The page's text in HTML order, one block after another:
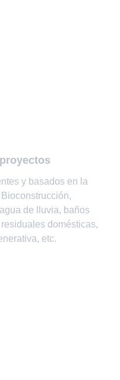
y basados en la
de lluvia, baños
domésticas,
etc.